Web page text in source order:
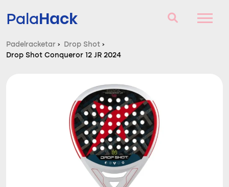
PalaHack
Padelracketar
Frågor och svar
Komparator
Padelracketar › Drop Shot ›
Drop Shot Conqueror 12 JR 2024